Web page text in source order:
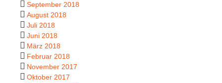
September 2018
August 2018
Juli 2018
Juni 2018
März 2018
Februar 2018
November 2017
Oktober 2017